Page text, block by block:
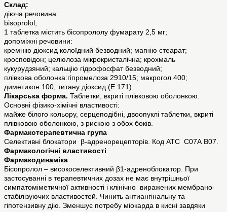
Склад:
діюча речовина:
bisoprolol;
1 таблетка містить бісопрололу фумарату 2,5 мг;
допоміжні речовини:
кремнію діоксид колоїдний безводний; магнію стеарат;
кросповідон; целюлоза мікрокристалічна; крохмаль
кукурудзяний; кальцію гідрофосфат безводний;
плівкова оболонка:гіпромелоза 2910/15; макрогол 400;
диметикон 100; титану діоксид (Е 171).
Лікарська форма. Таблетки, вкриті плівковою оболонкою.
Основні фізико-хімічні властивості:
майже білого кольору, серцеподібні, двоопуклі таблетки, вкриті
плівковою оболонкою, з рискою з обох боків.
Фармакотерапевтична група
Селективні блокатори β-адренорецепторів. Код АТС С07А В07.
Фармакологічні властивості
Фармакодинаміка
Бісопролол – високоселективний β1-адреноблокатор. При
застосуванні в терапевтичних дозах не має внутрішньої
симпатоміметичної активності і клінічно виражених мембрано-
стабілізуючих властивостей. Чинить антиангінальну та
гіпотензивну дію. Зменшує потребу міокарда в кисні завдяки